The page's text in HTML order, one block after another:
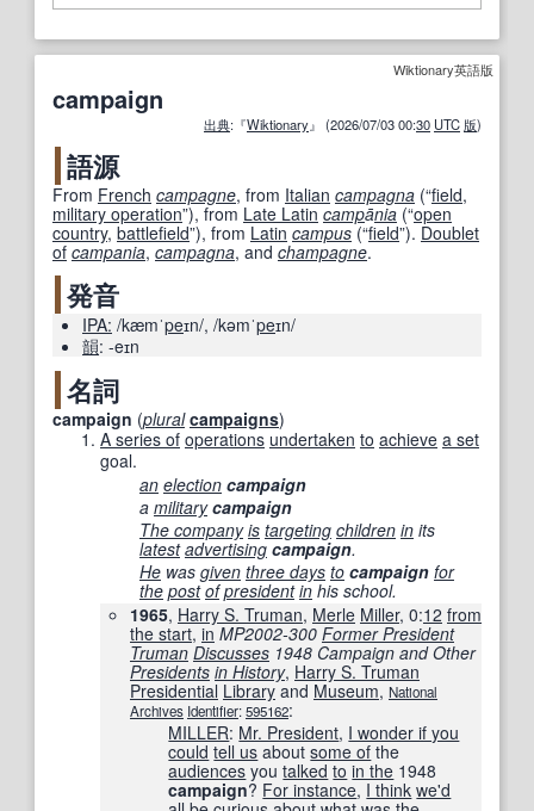
Wiktionary英語版
campaign
出典:『Wiktionary』 (2026/07/03 00:30 UTC 版)
語源
From French campagne, from Italian campagna (“field,
military operation”), from Late Latin campānia (“open
country, battlefield”), from Latin campus (“field”). Doublet
of campania, campagna, and champagne.
発音
IPA: /kæmˈpeɪn/, /kəmˈpeɪn/
韻: -eɪn
名詞
campaign (plural campaigns)
A series of operations undertaken to achieve a set
goal.
an election campaign
a military campaign
The company is targeting children in its
latest advertising campaign.
He was given three days to campaign for
the post of president in his school.
1965, Harry S. Truman, Merle Miller, 0:12 from
the start, in MP2002-300 Former President
Truman Discusses 1948 Campaign and Other
Presidents in History‎, Harry S. Truman
Presidential Library and Museum, National
Archives Identifier:595162:
MILLER: Mr. President, I wonder if you
could tell us aboutsome of the
audiences youtalked to in the 1948
campaign? For instance, I think we'd